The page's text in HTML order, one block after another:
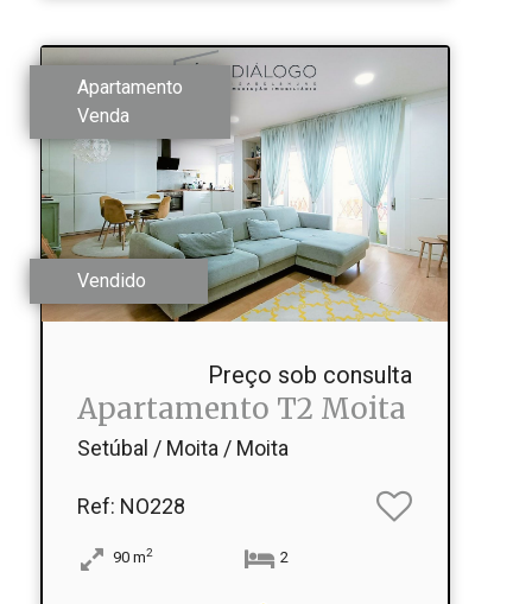
Apartamento
Venda
Vendido
Preço sob consulta
Apartamento T2 Moita
Setúbal / Moita / Moita
Ref: NO228
90m2 2